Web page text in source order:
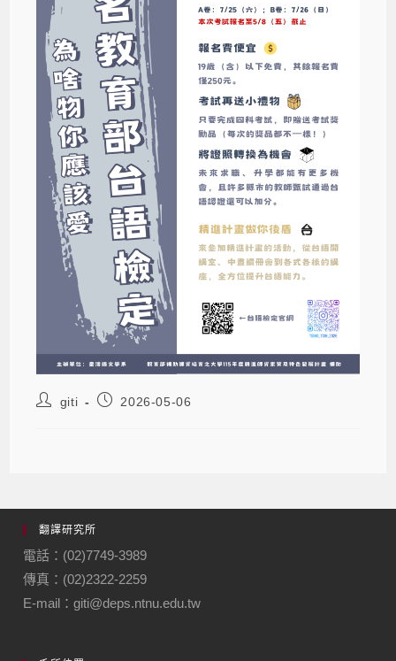
giti 2026-05-06
翻譯研究所
電話：(02)7749-3989
傳真：(02)2322-2259
E-mail：giti@deps.ntnu.edu.tw